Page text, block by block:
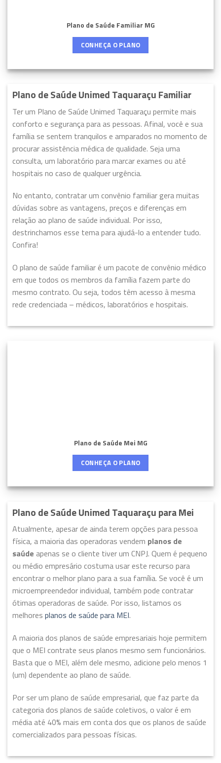
Plano de Saúde Familiar MG
CONHEÇA O PLANO
Plano de Saúde Unimed Taquaraçu Familiar
Ter um Plano de Saúde Unimed Taquaraçu permite mais
conforto e segurança para as pessoas. Afinal, você e sua
família se sentem tranquilos e amparados no momento de
procurar assistência médica de qualidade. Seja uma
consulta, um laboratório para marcar exames ou até
hospitais no caso de qualquer urgência.
No entanto, contratar um convênio familiar gera muitas
dúvidas sobre as vantagens, preços e diferenças em
relação ao plano de saúde individual. Por isso,
destrinchamos esse tema para ajudá-lo a entender tudo.
Confira!
O plano de saúde familiar é um pacote de convênio médico
em que todos os membros da família fazem parte do
mesmo contrato. Ou seja, todos têm acesso à mesma
rede credenciada – médicos, laboratórios e hospitais.
Plano de Saúde Mei MG
CONHEÇA O PLANO
Plano de Saúde Unimed Taquaraçu para Mei
Atualmente, apesar de ainda terem opções para pessoa
física, a maioria das operadoras vendem planos de
saúde apenas se o cliente tiver um CNPJ. Quem é pequeno
ou médio empresário costuma usar este recurso para
encontrar o melhor plano para a sua família. Se você é um
microempreendedor individual, também pode contratar
ótimas operadoras de saúde. Por isso, listamos os
melhores planos de saúde para MEI.
A maioria dos planos de saúde empresariais hoje permitem
que o MEI contrate seus planos mesmo sem funcionários.
Basta que o MEI, além dele mesmo, adicione pelo menos 1
(um) dependente ao plano de saúde.
Por ser um plano de saúde empresarial, que faz parte da
categoria dos planos de saúde coletivos, o valor é em
média até 40% mais em conta dos que os planos de saúde
comercializados para pessoas físicas.